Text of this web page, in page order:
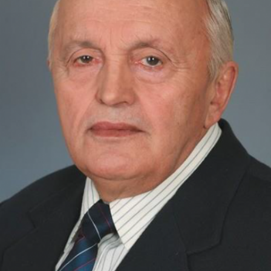
СТРУКТУРА
Президія НАН України
Апарат Президії
Секція фізико-технічних і математичних
Секція хімічних і біологічних наук
Секція суспільних і гуманітарних наук
Установи при Президії
Ради, комітети та комісії
Наукові центри МОН та НАН України
Громадські організації